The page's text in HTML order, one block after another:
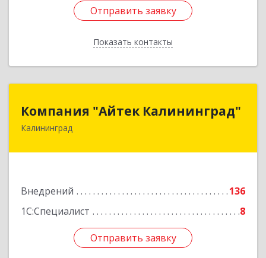
Отправить заявку
Показать контакты
Отправить заявку
Назад
Компания "Айтек Калининград"
Калининград
Внедрений
136
1С:Специалист
8
Отправить заявку
Компания "Айтек Калининград"
236016, Калининградская обл, Калининград г,
Отправить заявку